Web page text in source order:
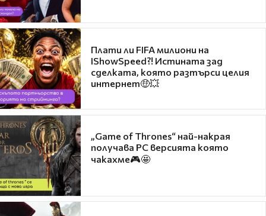
Плати ли FIFA милиони на
IShowSpeed?! Истината зад
сделката, която разтърси целия
интернет🤑💥
„Game of Thrones“ най-накрая
получава PC версията която
чакахме🎮🤩